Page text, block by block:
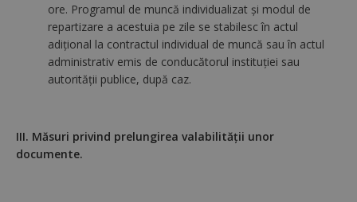
ore. Programul de muncă individualizat şi modul de
repartizare a acestuia pe zile se stabilesc în actul
adiţional la contractul individual de muncă sau în actul
administrativ emis de conducătorul instituţiei sau
autorităţii publice, după caz.
III. Măsuri privind prelungirea valabilității unor
documente.